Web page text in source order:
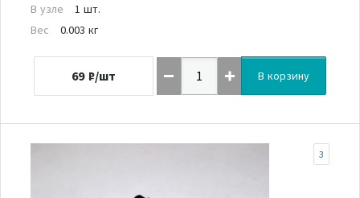
В узле
1 шт.
Вес
0.003 кг
69 ₽/шт В корзину
3